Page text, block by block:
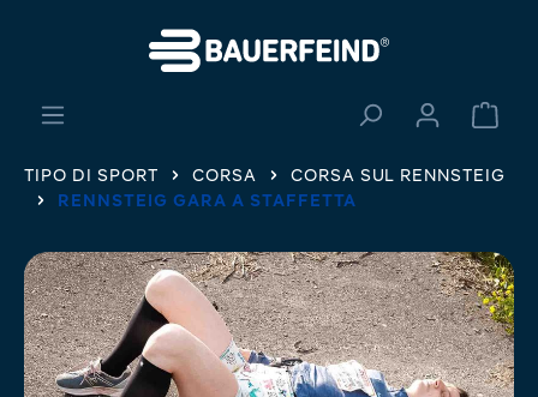
Il
TIPO DI SPORT CORSA
CORSA SUL RENNSTEIG
RENNSTEIG GARA A STAFFETTA